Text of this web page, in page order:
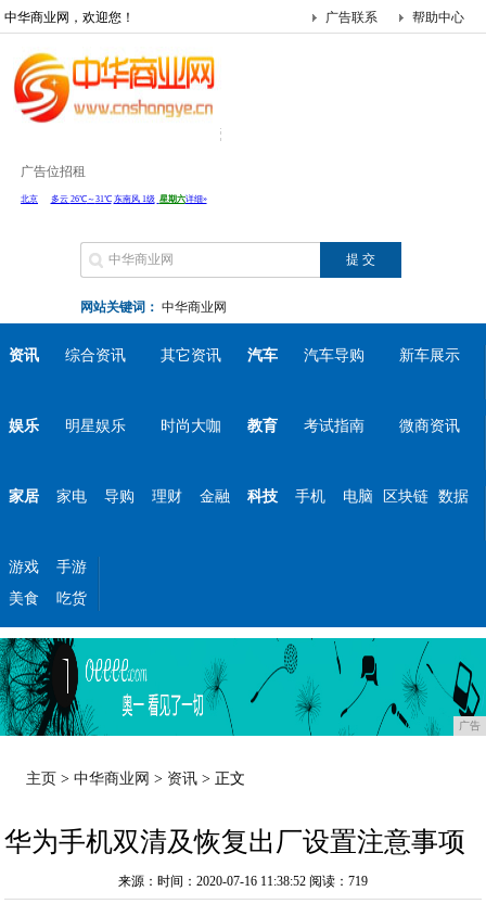
中华商业网，欢迎您！ 帮助中心
广告联系
广告位招租
网站关键词： 中华商业网
资讯 综合资讯 其它资讯 汽车 汽车导购 新车展示
娱乐 明星娱乐 时尚大咖 教育 考试指南 微商资讯
家居 家电 导购 理财 金融 科技 手机 电脑 区块链 数据
游戏
手游
美食
吃货
广告
主页 >中华商业网 > 资讯 > 正文
华为手机双清及恢复出厂设置注意事项
来源：时间：2020-07-16 11:38:52 阅读：719